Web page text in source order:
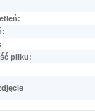
pliku: